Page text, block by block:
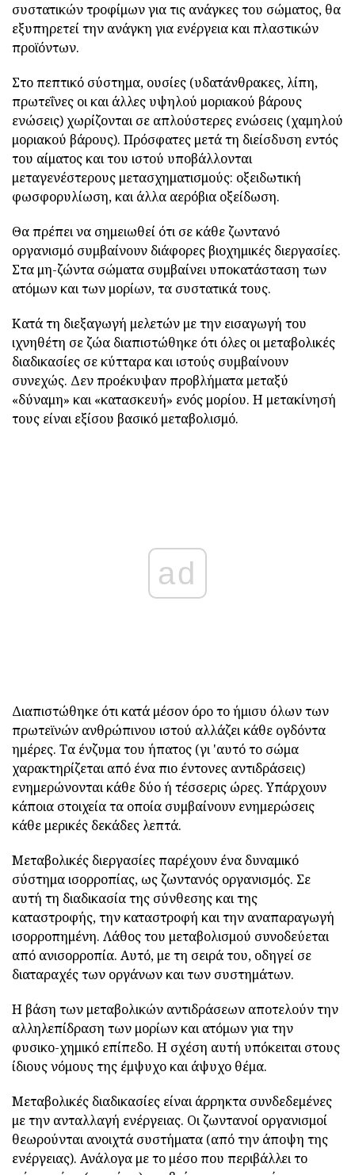
συστατικών τροφίμων για τις ανάγκες του σώματος, θα
εξυπηρετεί την ανάγκη για ενέργεια και πλαστικών
προϊόντων.
Στο πεπτικό σύστημα, ουσίες (υδατάνθρακες, λίπη,
πρωτεΐνες οι και άλλες υψηλού μοριακού βάρους
ενώσεις) χωρίζονται σε απλούστερες ενώσεις (χαμηλού
μοριακού βάρους). Πρόσφατες μετά τη διείσδυση εντός
του αίματος και του ιστού υποβάλλονται
μεταγενέστερους μετασχηματισμούς: οξειδωτική
φωσφορυλίωση, και άλλα αερόβια οξείδωση.
Θα πρέπει να σημειωθεί ότι σε κάθε ζωντανό
οργανισμό συμβαίνουν διάφορες βιοχημικές διεργασίες.
Στα μη-ζώντα σώματα συμβαίνει υποκατάσταση των
ατόμων και των μορίων, τα συστατικά τους.
Κατά τη διεξαγωγή μελετών με την εισαγωγή του
ιχνηθέτη σε ζώα διαπιστώθηκε ότι όλες οι μεταβολικές
διαδικασίες σε κύτταρα και ιστούς συμβαίνουν
συνεχώς. Δεν προέκυψαν προβλήματα μεταξύ
«δύναμη» και «κατασκευή» ενός μορίου. Η μετακίνησή
τους είναι εξίσου βασικό μεταβολισμό.
ad
Διαπιστώθηκε ότι κατά μέσον όρο το ήμισυ όλων των
πρωτεϊνών ανθρώπινου ιστού αλλάζει κάθε ογδόντα
ημέρες. Τα ένζυμα του ήπατος (γι 'αυτό το σώμα
χαρακτηρίζεται από ένα πιο έντονες αντιδράσεις)
ενημερώνονται κάθε δύο ή τέσσερις ώρες. Υπάρχουν
κάποια στοιχεία τα οποία συμβαίνουν ενημερώσεις
κάθε μερικές δεκάδες λεπτά.
Μεταβολικές διεργασίες παρέχουν ένα δυναμικό
σύστημα ισορροπίας, ως ζωντανός οργανισμός. Σε
αυτή τη διαδικασία της σύνθεσης και της
καταστροφής, την καταστροφή και την αναπαραγωγή
ισορροπημένη. Λάθος του μεταβολισμού συνοδεύεται
από ανισορροπία. Αυτό, με τη σειρά του, οδηγεί σε
διαταραχές των οργάνων και των συστημάτων.
Η βάση των μεταβολικών αντιδράσεων αποτελούν την
αλληλεπίδραση των μορίων και ατόμων για την
φυσικο-χημικό επίπεδο. Η σχέση αυτή υπόκειται στους
ίδιους νόμους της έμψυχο και άψυχο θέμα.
Μεταβολικές διαδικασίες είναι άρρηκτα συνδεδεμένες
με την ανταλλαγή ενέργειας. Οι ζωντανοί οργανισμοί
θεωρούνται ανοιχτά συστήματα (από την άποψη της
ενέργειας). Ανάλογα με το μέσο που περιβάλλει το